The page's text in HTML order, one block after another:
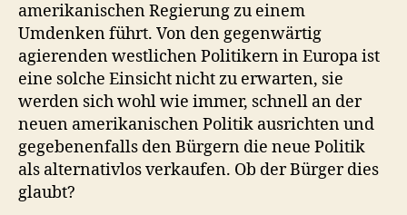
amerikanischen Regierung zu einem
Umdenken führt. Von den gegenwärtig
agierenden westlichen Politikern in Europa ist
eine solche Einsicht nicht zu erwarten, sie
werden sich wohl wie immer, schnell an der
neuen amerikanischen Politik ausrichten und
gegebenenfalls den Bürgern die neue Politik
als alternativlos verkaufen. Ob der Bürger dies
glaubt?